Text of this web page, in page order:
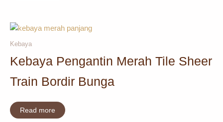
Kebaya
Kebaya Pengantin Merah Tile Sheer
Train Bordir Bunga
Read more